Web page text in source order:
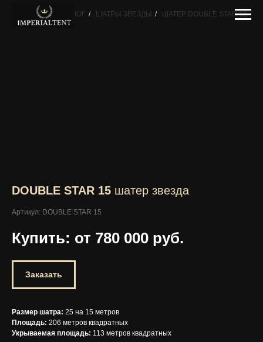
ГЛАВНАЯ / КАТАЛОГ / ШАТРЫ ЗВЕЗДЫ / ШАТЕР DOUBLE STAR 15
DOUBLE STAR 15 шатер звезда
Артикул: DOUBLE STAR 15
Купить: от 780 000 руб.
Заказать
Размер шатра: 25 на 15 метров
Площадь: 206 метров квадратных
Укрываемая площадь: 113 метров квадратных